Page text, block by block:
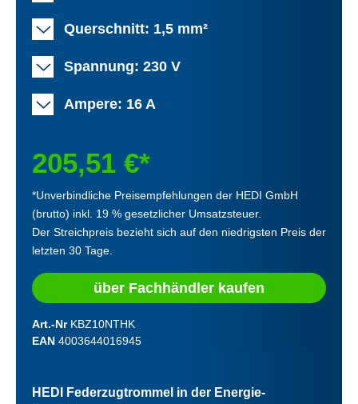
Querschnitt: 1,5 mm²
Spannung: 230 V
Ampere: 16 A
205,51 €*
*Unverbindliche Preisempfehlungen der HEDI GmbH
(brutto) inkl. 19 % gesetzlicher Umsatzsteuer.
Der Streichpreis bezieht sich auf den niedrigsten Preis der
letzten 30 Tage.
über Fachhändler kaufen
Art.-Nr KBZ10NTHK
EAN 4003644016945
HEDI Federzugtrommel in der Energie-